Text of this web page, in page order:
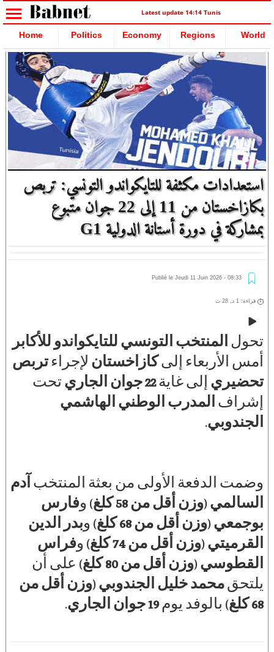
Latest update 14:14 Tunis
Home Politics Economy Regions World
استعدادات مكثفة للتايكواندو التونسي: تربص
بكازاخستان من 11 إلى 22 جوان متبوع
بمشاركة في دورة أستانة الدولية G1
قراءة: 1 د, 28 ث
تحول المنتخب التونسي للتايكواندو للأكابر
أمس الأربعاء إلىكازاخستان لإجراءتربص
تحضيري إلى غاية22 جوان الجاري
تحت
إشراف المدرب الوطني الهاشمي
الجندوبي.
وضمت الدفعة الأولى من بعثة المنتخب آدم
السالمي(وزن أقل من 58 كلغ ) وفارس
بوجمعي(وزن أقل من 68 كلغ ) وبدر الدين
القرميتي(وزن أقل من 74 كلغ ) وفراس
القطوسي(وزن أقل من 80 كلغ
) على أن
يلتحقمحمد خليل الجندوبي(وزن أقل من
68 كلغ
) بالوفد يوم19 جوان الجاري .